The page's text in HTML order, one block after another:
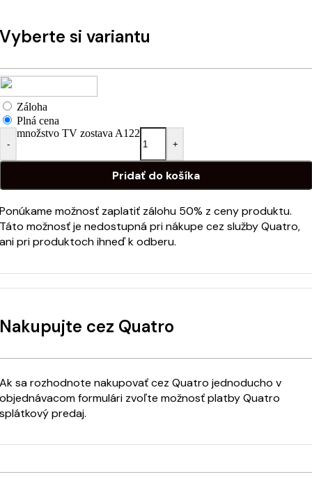
Vyberte si variantu
Záloha
Plná cena
-
množstvo TV zostava A122
+
Pridať do košíka
Ponúkame možnosť zaplatiť zálohu 50% z ceny produktu.
Táto možnosť je nedostupná pri nákupe cez služby Quatro,
ani pri produktoch ihneď k odberu.
Nakupujte cez Quatro
Ak sa rozhodnote nakupovať cez Quatro jednoducho v
objednávacom formulári zvoľte možnosť platby Quatro
splátkový predaj.